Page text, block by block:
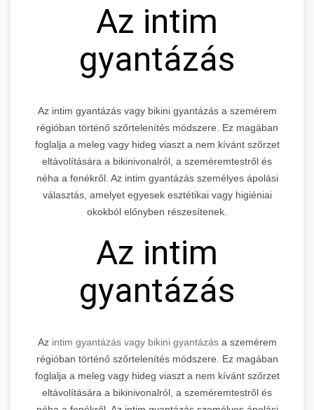
Az intim
gyantázás
Az intim gyantázás vagy bikini gyantázás a szemérem
régióban történő szőrtelenítés módszere. Ez magában
foglalja a meleg vagy hideg viaszt a nem kívánt szőrzet
eltávolítására a bikinivonalról, a szeméremtestről és
néha a fenékről. Az intim gyantázás személyes ápolási
választás, amelyet egyesek esztétikai vagy higiéniai
okokból előnyben részesítenek.
Az intim
gyantázás
Azintim gyantázás vagy bikini gyantázása szemérem
régióban történő szőrtelenítés módszere. Ez magában
foglalja a meleg vagy hideg viaszt a nem kívánt szőrzet
eltávolítására a bikinivonalról, a szeméremtestről és